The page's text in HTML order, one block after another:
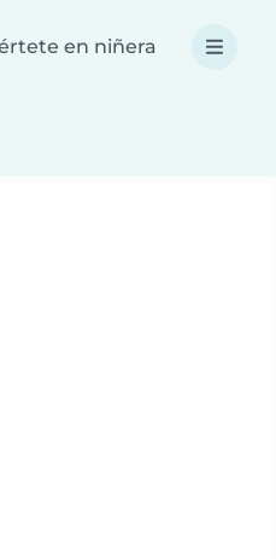
en niñera